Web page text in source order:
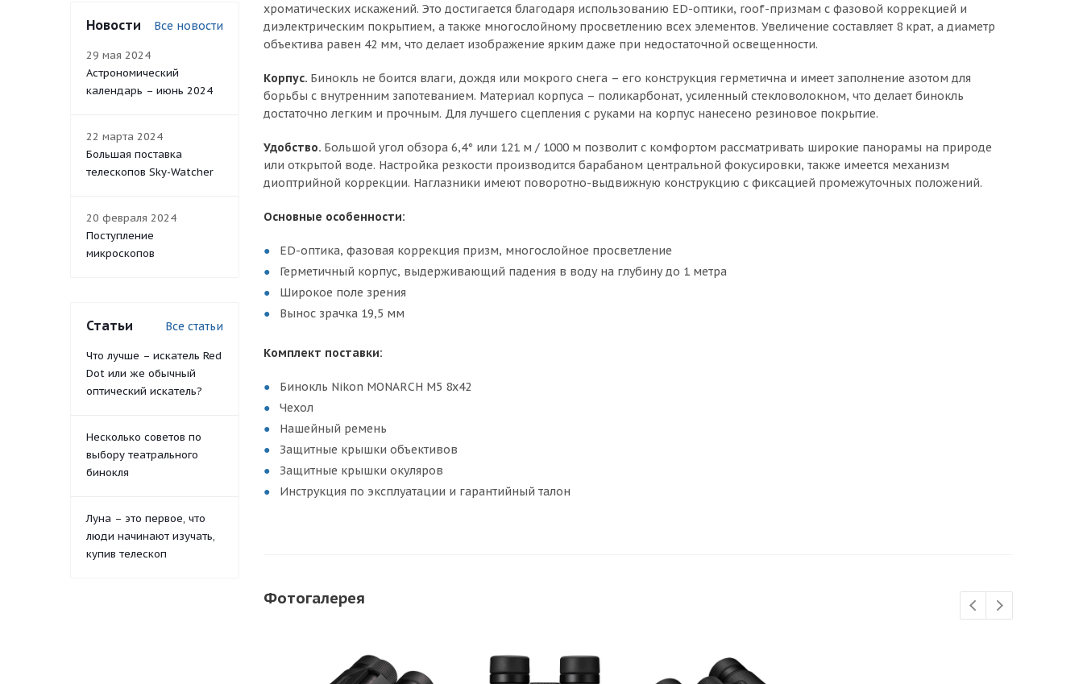
хроматических искажений. Это достигается благодаря использованию ED-оптики, roof-призмам с фазовой коррекцией и
диэлектрическим покрытием, а также многослойному просветлению всех элементов. Увеличение составляет 8 крат, а диаметр
объектива равен 42 мм, что делает изображение ярким даже при недостаточной освещенности.
Корпус. Бинокль не боится влаги, дождя или мокрого снега – его конструкция герметична и имеет заполнение азотом для
борьбы с внутренним запотеванием. Материал корпуса – поликарбонат, усиленный стекловолокном, что делает бинокль
достаточно легким и прочным. Для лучшего сцепления с руками на корпус нанесено резиновое покрытие.
Удобство. Большой угол обзора 6,4° или 121 м / 1000 м позволит с комфортом рассматривать широкие панорамы на природе
или открытой воде. Настройка резкости производится барабаном центральной фокусировки, также имеется механизм
диоптрийной коррекции. Наглазники имеют поворотно-выдвижную конструкцию с фиксацией промежуточных положений.
Основные особенности:
ED-оптика, фазовая коррекция призм, многослойное просветление
Герметичный корпус, выдерживающий падения в воду на глубину до 1 метра
Широкое поле зрения
Вынос зрачка 19,5 мм
Комплект поставки:
Бинокль Nikon MONARCH M5 8x42
Чехол
Нашейный ремень
Защитные крышки объективов
Защитные крышки окуляров
Инструкция по эксплуатации и гарантийный талон
Фотогалерея
Новости Все новости
29 мая 2024
Астрономический
календарь – июнь 2024
22 марта 2024
Большая поставка
телескопов Sky-Watcher
20 февраля 2024
Поступление
микроскопов
Статьи Все статьи
Что лучше – искатель Red
Dot или же обычный
оптический искатель?
Несколько советов по
выбору театрального
бинокля
Луна – это первое, что
люди начинают изучать,
купив телескоп